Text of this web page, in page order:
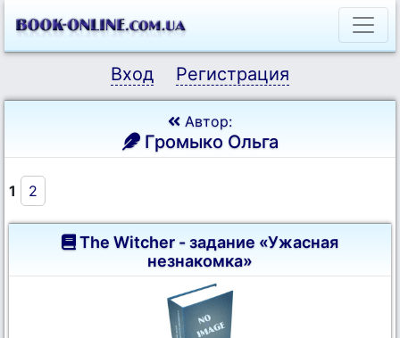
Вход Регистрация
Автор:
Громыко Ольга
1 2
The Witcher - задание «Ужасная
незнакомка»